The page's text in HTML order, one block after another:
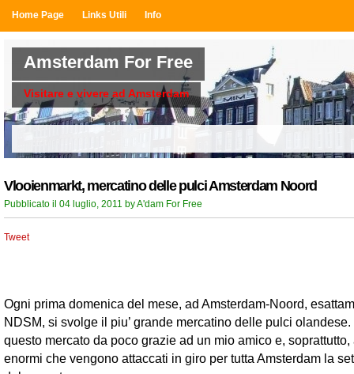
Home Page Links Utili Info
Amsterdam For Free
Visitare e vivere ad Amsterdam
Vlooienmarkt, mercatino delle pulci Amsterdam Noord
Pubblicato il 04 luglio, 2011 by A'dam For Free
Tweet
Ogni prima domenica del mese, ad Amsterdam-Noord,
NDSM, si svolge il piu’ grande mercatino delle pulci
questo mercato da poco grazie ad un mio amico e,
enormi che vengono attaccati in giro per tutta Amsterdam la